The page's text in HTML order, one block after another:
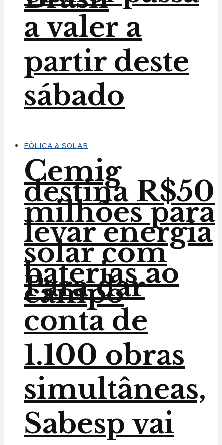
Cemig
destina R$50
milhões para
levar energia
solar com
baterias ao
campo
a valer a
partir deste
sábado
EÓLICA & SOLAR
Para dar
conta de
1.100 obras
simultâneas,
Sabesp vai